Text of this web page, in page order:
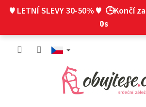
♥ LETNÍ SLEVY 30-50% ♥ 🕒Končí za
0s